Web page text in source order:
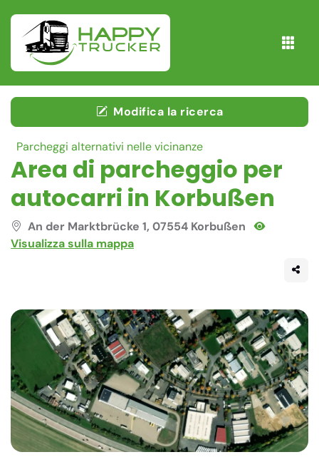
Modifica la ricerca
Parcheggi alternativi nelle vicinanze
Area di parcheggio per
autocarri in Korbußen
An der Marktbrücke 1, 07554 Korbußen
Visualizza sulla mappa